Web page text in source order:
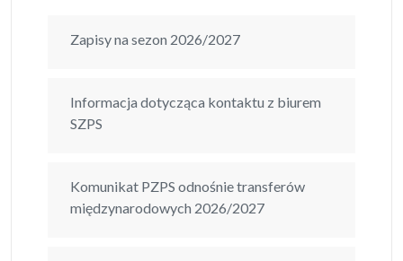
Zapisy na sezon 2026/2027
Informacja dotycząca kontaktu z biurem
SZPS
Komunikat PZPS odnośnie transferów
międzynarodowych 2026/2027